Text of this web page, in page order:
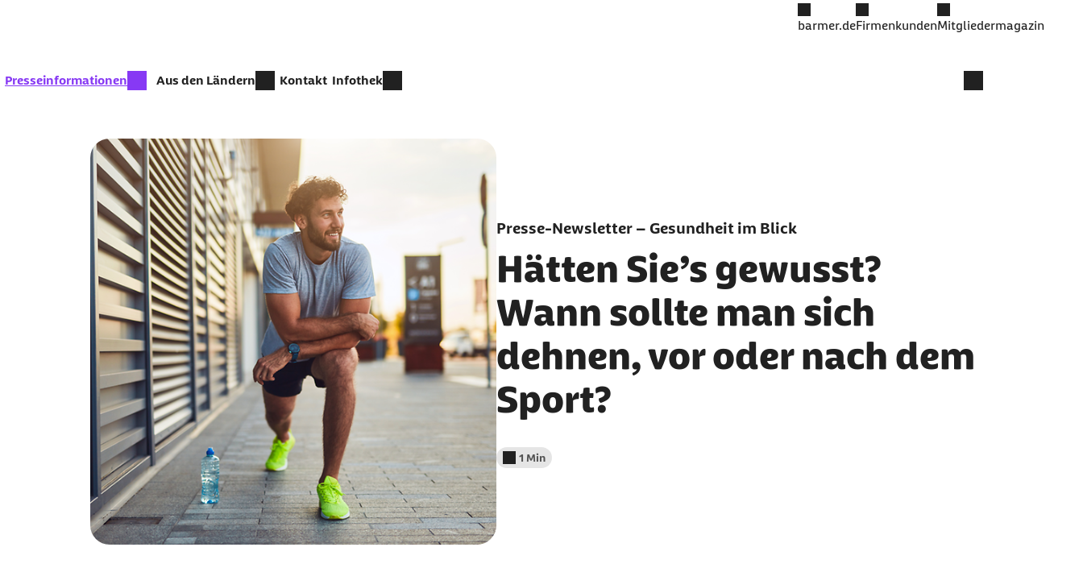
barmer.deFirmenkundenMitgliedermagazin
zur Zeit aktiv:
Presseinformationen Aus den Ländern Kontakt Infothek
Presse-Newsletter – Gesundheit im Blick
Hätten Sie’s gewusst?
Wann sollte man sich
dehnen, vor oder nach dem
Sport?
Lesedauer weniger als
1 Min